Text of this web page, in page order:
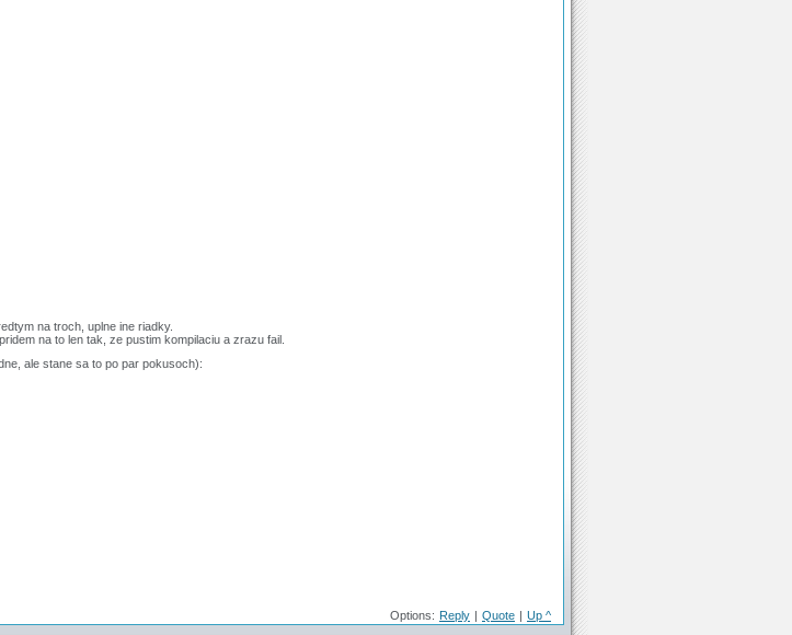
na troch, uplne ine riadky.
na to len tak, ze pustim kompilaciu a zrazu fail.
ale stane sa to po par pokusoch):
Options: Reply | Quote | Up ^